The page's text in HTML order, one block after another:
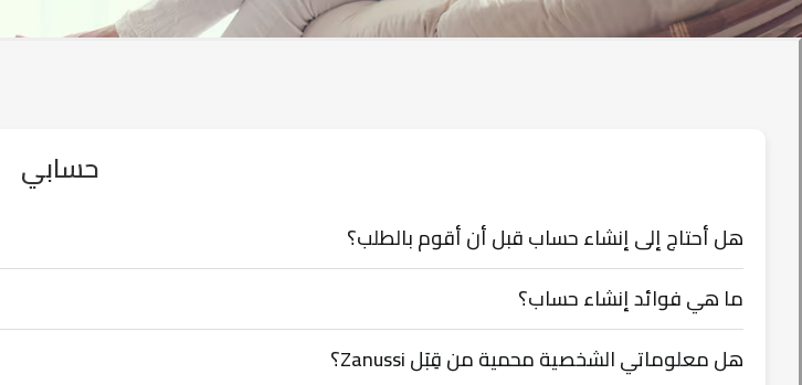
حسابي
هل أحتاج إلى إنشاء حساب قبل أن أقوم بالطلب؟
ما هي فوائد إنشاء حساب؟
هل معلوماتي الشخصية محمية من قِبَل Zanussi؟